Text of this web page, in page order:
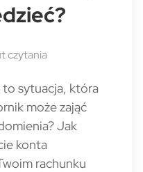
czytania
sytuacja, która
może zająć
Jak
konta
rachunku